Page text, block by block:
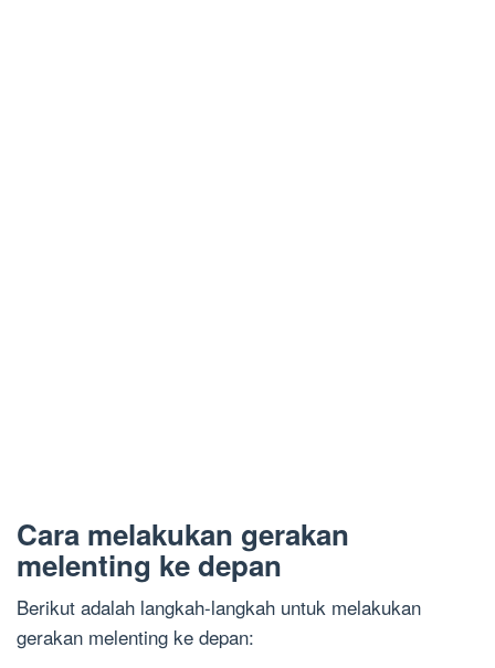
Cara melakukan gerakan
melenting ke depan
Berikut adalah langkah-langkah untuk melakukan
gerakan melenting ke depan: